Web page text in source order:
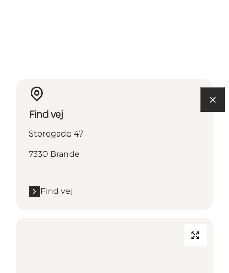
Find vej
Storegade 47
7330 Brande
Find vej